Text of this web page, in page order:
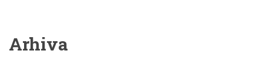
Arhiva